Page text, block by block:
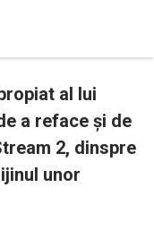
al lui
a reface și de
2, dinspre
unor